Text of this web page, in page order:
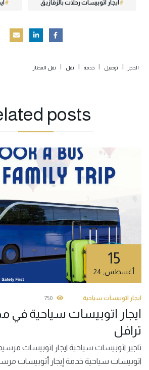
ايجار اتوبيسات رحلات بالزقازيق
الحجز | توصيل | خدمة | نقل | نقل المطار
posts
15
أغسطس
ايجار اتوبيسات سياحية 750
ايجار اتوبيسات سياحية في
ترافل
اتوبيسات سياحية خدمة إيجار أتوبيسات مرسيدس 50 راكب